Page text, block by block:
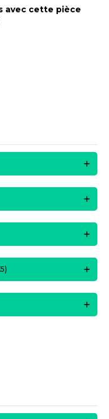
avec cette pièce